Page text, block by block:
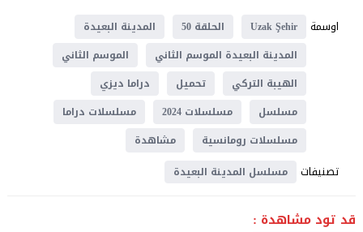
اوسمة
Uzak Şehir الحلقة 50
المدينة البعيدة
المدينة البعيدة الموسم الثاني
الموسم الثاني
الهيبة التركي
تحميل
دراما ديزي
مسلسل
مسلسلات 2024
مسلسلات دراما
مسلسلات رومانسية
مشاهدة
تصنيفات مسلسل المدينة البعيدة
قد تود مشاهدة :